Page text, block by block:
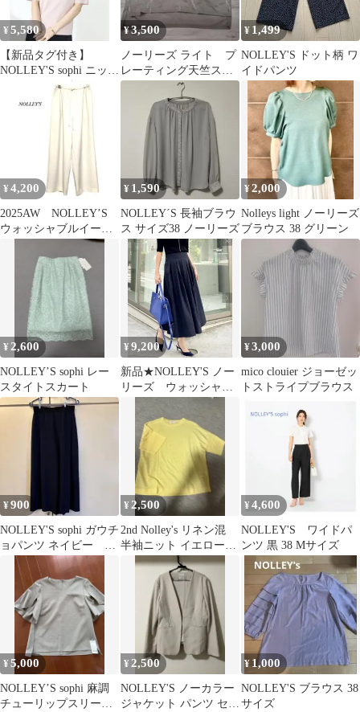
¥ 5,580
【新品タグ付き】
NOLLEY'S sophi ニット
半袖 レーヨン 25SS
¥3,500
ノーリーズ ライト プ
レーティング天竺スキ
ッパー 38 ☆新品タ
グ付☆
¥ 1,499
NOLLEY'S ドット柄 ワ
イドパンツ
¥ 4,200
2025AW NOLLEY’S
ウォッシャブルイージ
ーワイドパンツ ノー
¥ 1,590
NOLLEY´S 長袖ブラウ
ス サイズ38 ノーリーズ
¥2,000
Nolleys light ノーリーズ
ブラウス 38 グリーン
¥ 2,600
NOLLEY’S sophi レー
スタイトスカート
¥9,200
新品★NOLLEY'S ノー
リーズ ウォッシャブ
ルバルキータフタタッ
クスカート
¥3,000
mico clouier ジョーゼッ
トストライプブラウス
¥900
NOLLEY'S sophi ガウチ
ョパンツ ネイビー 売
り切り希望の為安価
¥ 2,500
2nd Nolley's リネン混
半袖ニット イエロー
FREE
¥4,600
NOLLEY'S ワイドパ
ンツ 黒 38 Mサイズ
¥5,000
NOLLEY’S sophi 麻調
チューリップスリーブ
¥2,500
NOLLEY'S ノーカラー
ジャケット パンツ セッ
¥1,000
NOLLEY'S ブラウス 38
サイズ